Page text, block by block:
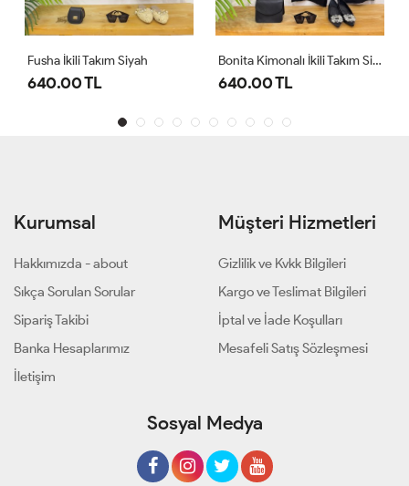
640.00 TL
Comfor Ikili Takım Ekru
1,100.00 TL
Kurumsal
Hakkımızda - about
Sıkça Sorulan Sorular
Sipariş Takibi
Banka Hesaplarımız
İletişim
Müşteri Hizmetleri
Gizlilik ve Kvkk Bilgileri
Kargo ve Teslimat Bilgileri
İptal ve İade Koşulları
Mesafeli Satış Sözleşmesi
Sosyal Medya